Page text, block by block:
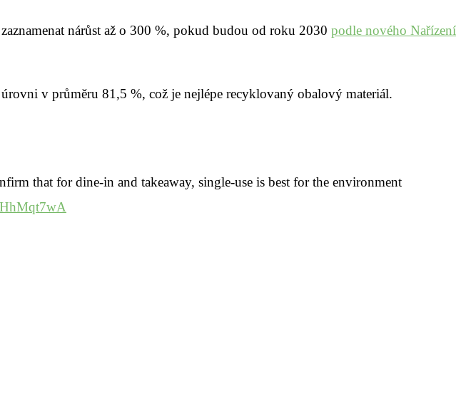
nárůst až o 300 %, pokud budou od roku 2030 podle nového Nařízení
v průměru 81,5 %, což je nejlépe recyklovaný obalový materiál.
that for dine-in and takeaway, single-use is best for the environment